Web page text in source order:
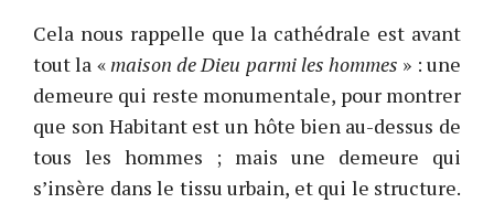
Cela nous rappelle que la cathédrale est avant
tout la «maison de Dieu parmi les hommes » : une
demeure qui reste monumentale, pour montrer
que son Habitant est un hôte bien au-dessus de
tous les hommes ; mais une demeure qui
s’insère dans le tissu urbain, et qui le structure.